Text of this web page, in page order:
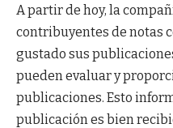
A partir de hoy, la
contribuyentes de notas
gustado sus
pueden evaluar y
publicaciones. Esto
publicación es bien